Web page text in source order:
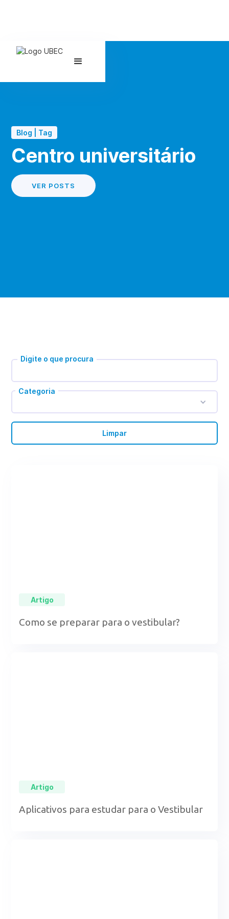
Blog | Tag
Centro universitário
VER POSTS
Digite o que procura
Categoria
Limpar
Artigo
Como se preparar para o vestibular?
Artigo
Aplicativos para estudar para o Vestibular